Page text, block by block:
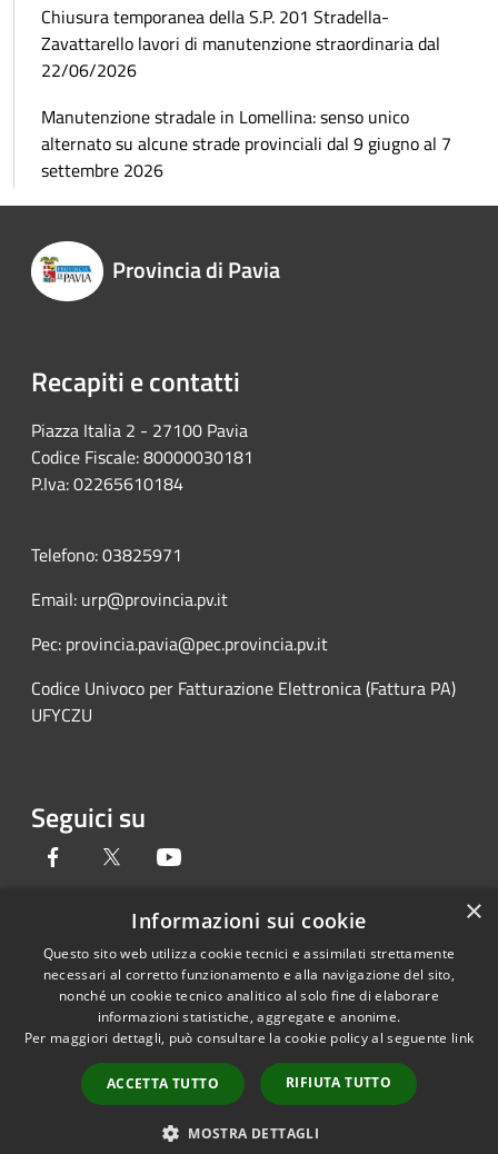
Chiusura temporanea della S.P. 201 Stradella-
Zavattarello lavori di manutenzione straordinaria dal
22/06/2026
Manutenzione stradale in Lomellina: senso unico
alternato su alcune strade provinciali dal 9 giugno al 7
settembre 2026
Provincia di Pavia
Recapiti e contatti
Piazza Italia 2 - 27100 Pavia
Codice Fiscale: 80000030181
P.Iva: 02265610184
Telefono: 03825971
Email: urp@provincia.pv.it
Pec: provincia.pavia@pec.provincia.pv.it
Codice Univoco per Fatturazione Elettronica (Fattura PA)
UFYCZU
Seguici su
Facebook Twitter
RSS
Accessibilità
Cookie
Mappa del sito
Copyright © 2026 • Provincia di
Pavia • Powered by
Municipium•Accesso
redazione
×
Informazioni sui cookie
Questo sito web utilizza cookie tecnici e assimilati strettamente
necessari al corretto funzionamento e alla navigazione del sito,
nonché un cookie tecnico analitico al solo fine di elaborare
informazioni statistiche, aggregate e anonime.
Per maggiori dettagli, può consultare la cookie policy al seguente link
ACCETTA TUTTO RIFIUTA TUTTO
MOSTRA DETTAGLI